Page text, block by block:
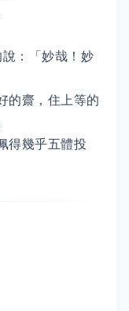
：「妙哉！妙
的齋，住上等的
得幾乎五體投